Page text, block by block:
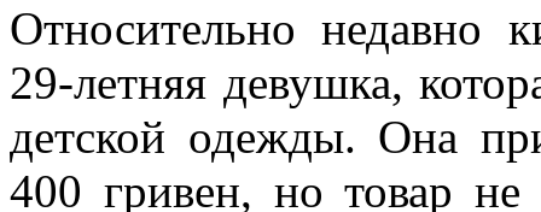
Относительно недавно
29-летняя девушка,
детской одежды. Она
400 гривен, но товар